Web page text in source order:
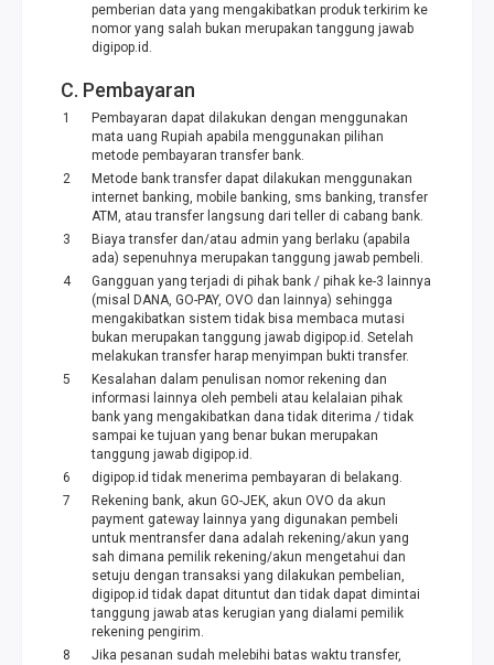
pemberian data yang mengakibatkan produk terkirim ke
nomor yang salah bukan merupakan tanggung jawab
digipop.id.
C. Pembayaran
Pembayaran dapat dilakukan dengan menggunakan
mata uang Rupiah apabila menggunakan pilihan
metode pembayaran transfer bank.
Metode bank transfer dapat dilakukan menggunakan
internet banking, mobile banking, sms banking, transfer
ATM, atau transfer langsung dari teller di cabang bank.
Biaya transfer dan/atau admin yang berlaku (apabila
ada) sepenuhnya merupakan tanggung jawab pembeli.
Gangguan yang terjadi di pihak bank / pihak ke-3 lainnya
(misal DANA, GO-PAY, OVO dan lainnya) sehingga
mengakibatkan sistem tidak bisa membaca mutasi
bukan merupakan tanggung jawab digipop.id. Setelah
melakukan transfer harap menyimpan bukti transfer.
Kesalahan dalam penulisan nomor rekening dan
informasi lainnya oleh pembeli atau kelalaian pihak
bank yang mengakibatkan dana tidak diterima / tidak
sampai ke tujuan yang benar bukan merupakan
tanggung jawab digipop.id.
digipop.id tidak menerima pembayaran di belakang.
Rekening bank, akun GO-JEK, akun OVO da akun
payment gateway lainnya yang digunakan pembeli
untuk mentransfer dana adalah rekening/akun yang
sah dimana pemilik rekening/akun mengetahui dan
setuju dengan transaksi yang dilakukan pembelian,
digipop.id tidak dapat dituntut dan tidak dapat dimintai
tanggung jawab atas kerugian yang dialami pemilik
rekening pengirim.
Jika pesanan sudah melebihi batas waktu transfer,